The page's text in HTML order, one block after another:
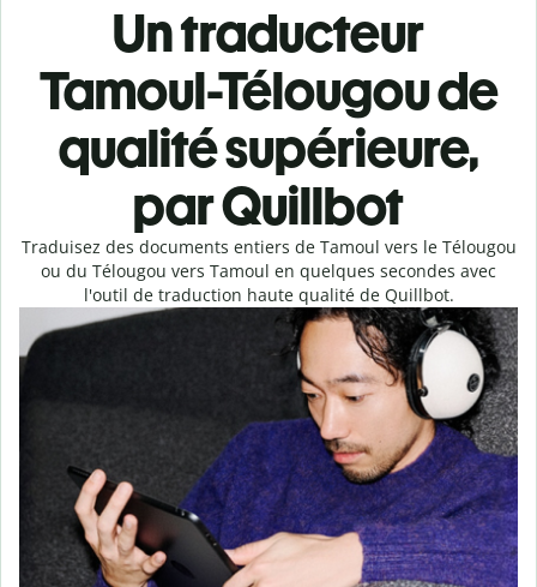
Un traducteur
Tamoul-Télougou de
qualité supérieure,
par Quillbot
Traduisez des documents entiers de Tamoul vers le Télougou
ou du Télougou vers Tamoul en quelques secondes avec
l'outil de traduction haute qualité de Quillbot.